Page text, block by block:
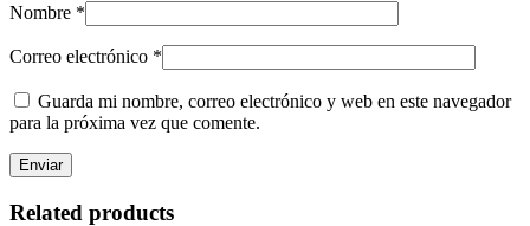
Nombre *
Correo electrónico *
Guarda mi nombre, correo electrónico y web en este navegador
para la próxima vez que comente.
Related products